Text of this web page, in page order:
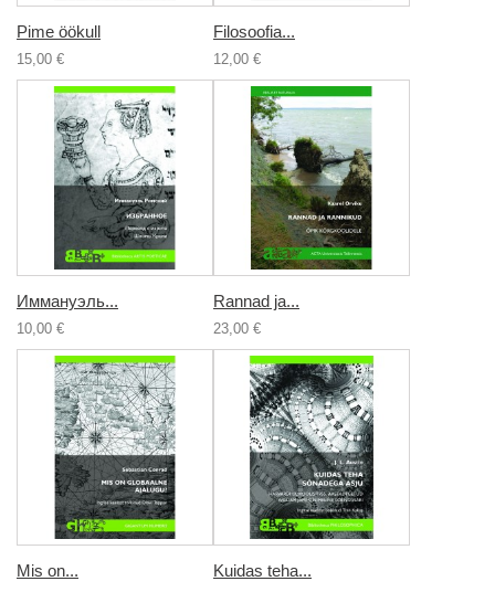
Pime öökull
15,00 €
Filosoofia...
12,00 €
Иммануэль...
10,00 €
Rannad ja...
23,00 €
Mis on... Kuidas teha...